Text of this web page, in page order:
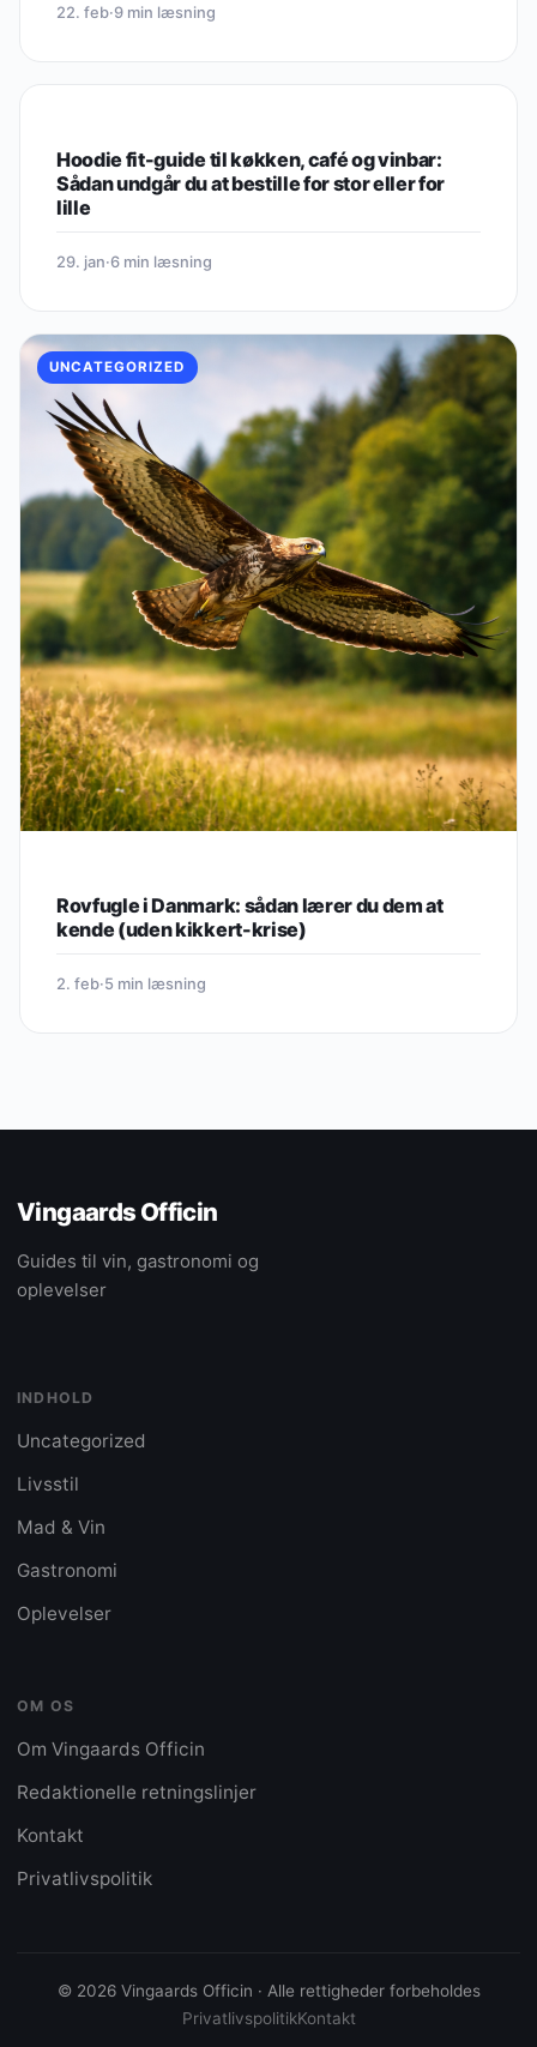
22. feb·9 min læsning
Hoodie fit-guide til køkken, café og vinbar:
Sådan undgår du at bestille for stor eller for
lille
29. jan·6 min læsning
UNCATEGORIZED
Rovfugle i Danmark: sådan lærer du dem at
kende (uden kikkert-krise)
2. feb·5 min læsning
Vingaards Officin
Guides til vin, gastronomi og
oplevelser
INDHOLD
Uncategorized
Livsstil
Mad & Vin
Gastronomi
Oplevelser
OM OS
Om Vingaards Officin
Redaktionelle retningslinjer
Kontakt
Privatlivspolitik
© 2026 Vingaards Officin · Alle rettigheder forbeholdes
PrivatlivspolitikKontakt